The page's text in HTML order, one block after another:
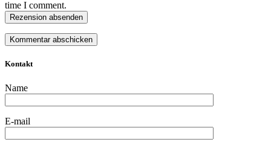
time I comment.
Rezension absenden
Kontakt
Name
E-mail